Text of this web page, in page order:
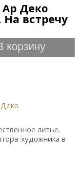
Ар Деко
встречу
корзину
литье.
художника в